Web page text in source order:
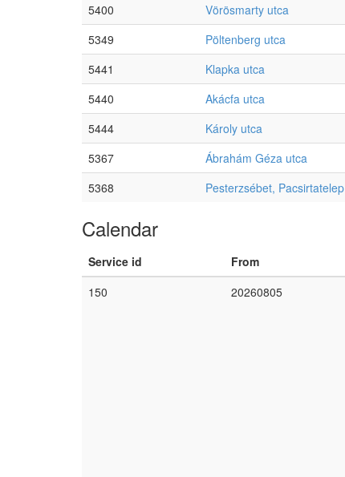
5400
Vörösmarty utca
5349
Pöltenberg utca
5441
Klapka utca
5440
Akácfa utca
5444
Károly utca
5367
Ábrahám Géza utca
5368
Pesterzsébet, Pacsirtatelep
Calendar
Service id From
150
20260805